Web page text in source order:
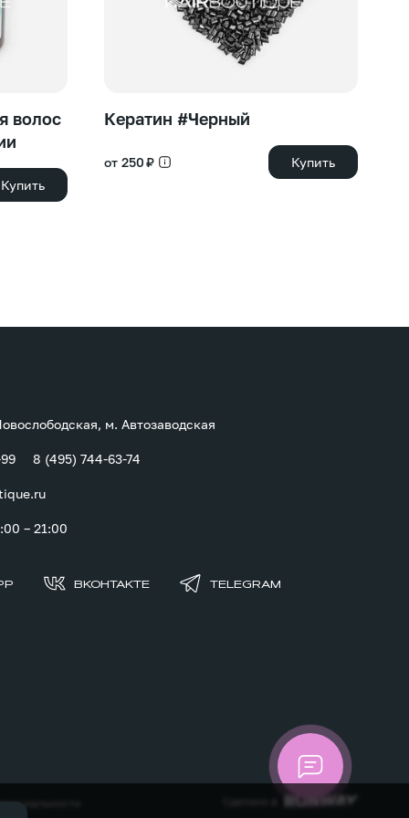
волос
Купить
Кератин #Черный
от 250 ₽ Купить
м. Автозаводская
8 (495) 744-63-74
– 21:00
ВКОНТАКТЕ TELEGRAM